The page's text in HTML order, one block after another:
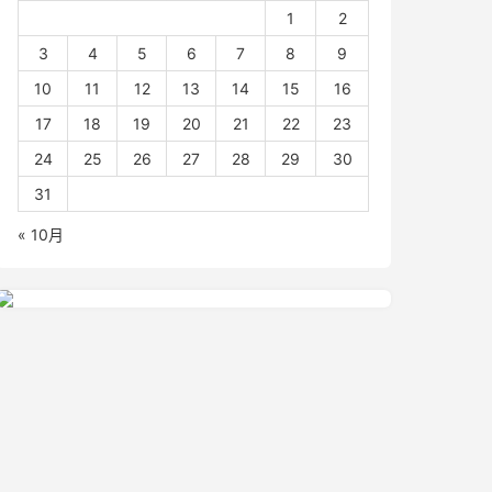
1
2
3
4 5 6 7 8
9
10
11 12 13 14 15
16
17
18 19 20 21 22
23
24
25 26 27 28 29
30
31
« 10月